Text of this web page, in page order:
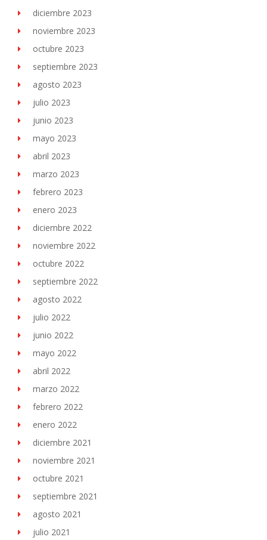
diciembre 2023
noviembre 2023
octubre 2023
septiembre 2023
agosto 2023
julio 2023
junio 2023
mayo 2023
abril 2023
marzo 2023
febrero 2023
enero 2023
diciembre 2022
noviembre 2022
octubre 2022
septiembre 2022
agosto 2022
julio 2022
junio 2022
mayo 2022
abril 2022
marzo 2022
febrero 2022
enero 2022
diciembre 2021
noviembre 2021
octubre 2021
septiembre 2021
agosto 2021
julio 2021